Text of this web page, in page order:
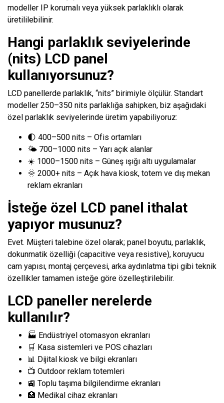
modeller IP korumalı veya yüksek parlaklıklı olarak
üretililebilinir.
Hangi parlaklık seviyelerinde
(nits) LCD panel
kullanıyorsunuz?
LCD panellerde parlaklık, “nits” birimiyle ölçülür. Standart
modeller 250–350 nits parlaklığa sahipken, biz aşağıdaki
özel parlaklık seviyelerinde üretim yapabiliyoruz:
🌓 400–500 nits – Ofis ortamları
🌤️ 700–1000 nits – Yarı açık alanlar
☀️ 1000–1500 nits – Güneş ışığı altı uygulamalar
🌞 2000+ nits – Açık hava kiosk, totem ve dış mekan
reklam ekranları
İsteğe özel LCD panel ithalat
yapıyor musunuz?
Evet. Müşteri talebine özel olarak; panel boyutu, parlaklık,
dokunmatik özelliği (capacitive veya resistive), koruyucu
cam yapısı, montaj çerçevesi, arka aydınlatma tipi gibi teknik
özellikler tamamen isteğe göre özelleştirilebilir.
LCD paneller nerelerde
kullanılır?
🏭 Endüstriyel otomasyon ekranları
🛒 Kasa sistemleri ve POS cihazları
📊 Dijital kiosk ve bilgi ekranları
📺 Outdoor reklam totemleri
🚉 Toplu taşıma bilgilendirme ekranları
🏥 Medikal cihaz ekranları